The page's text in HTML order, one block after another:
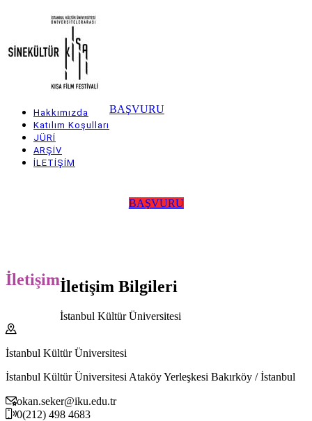
content
Main
navigation
Hakkımızda
Katılım Koşulları
JÜRİ
ARŞİV
İLETİŞİM
BAŞVURU
BAŞVURU
İletişimİletişim Bilgileri
İstanbul Kültür Üniversitesi
İstanbul Kültür Üniversitesi
İstanbul Kültür Üniversitesi Ataköy Yerleşkesi Bakırköy / İstanbul
okan.seker@iku.edu.tr
0(212) 498 4683